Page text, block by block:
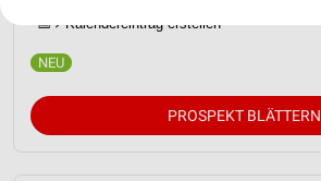
📅 Kalendereintrag erstellen
PROSPEKT BLÄTTERN
Website/App.
Partnerliste anzeigen (1 IAB-Anbieter)
IAB-Verarbeitungszwecke: